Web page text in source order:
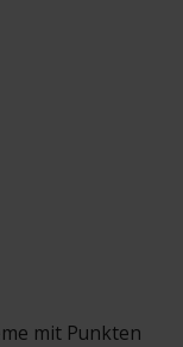
mit Punkten